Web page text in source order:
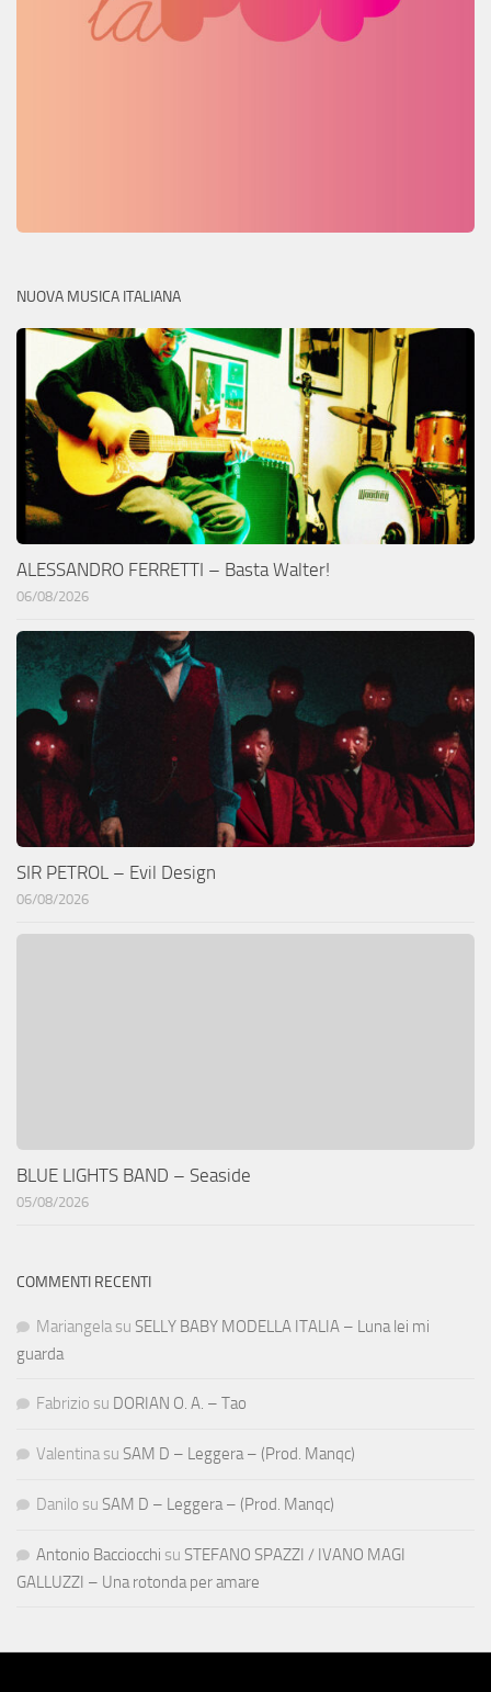
NUOVA MUSICA ITALIANA
ALESSANDRO FERRETTI – Basta Walter!
06/08/2026
SIR PETROL – Evil Design
06/08/2026
BLUE LIGHTS BAND – Seaside
05/08/2026
COMMENTI RECENTI
Mariangela su SELLY BABY MODELLA ITALIA – Luna lei mi
guarda
Fabrizio su DORIAN O. A. – Tao
Valentina su SAM D – Leggera – (Prod. Manqc)
Danilo su SAM D – Leggera – (Prod. Manqc)
Antonio Bacciocchi su STEFANO SPAZZI / IVANO MAGI
GALLUZZI – Una rotonda per amare